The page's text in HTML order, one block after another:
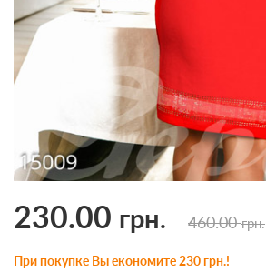
230.00 грн. 460.00грн.
При покупке Вы економите 230 грн.!